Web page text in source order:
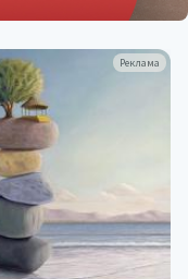
Реклама